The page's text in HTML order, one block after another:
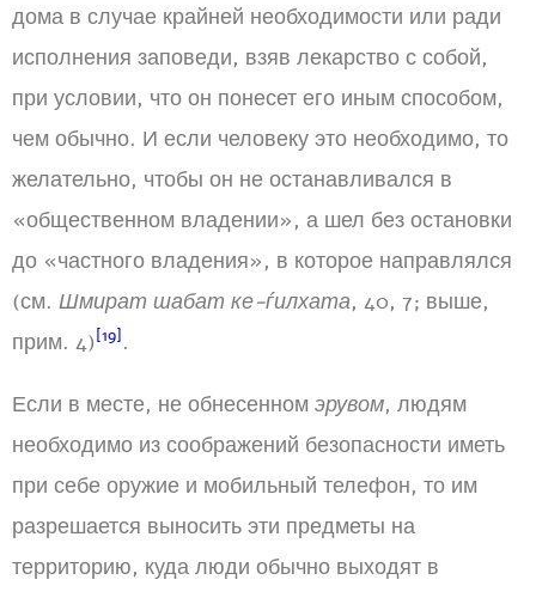
дома в случае крайней необходимости или ради
исполнения заповеди, взяв лекарство с собой,
при условии, что он понесет его иным способом,
чем обычно. И если человеку это необходимо, то
желательно, чтобы он не останавливался в
«общественном владении», а шел без остановки
до «частного владения», в которое направлялся
(см. Шмират шабат ке-ѓилхата, 40, 7; выше,
прим. 4) [19] .
Если в месте, не обнесенном эрувом, людям
необходимо из соображений безопасности иметь
при себе оружие и мобильный телефон, то им
разрешается выносить эти предметы на
территорию, куда люди обычно выходят в